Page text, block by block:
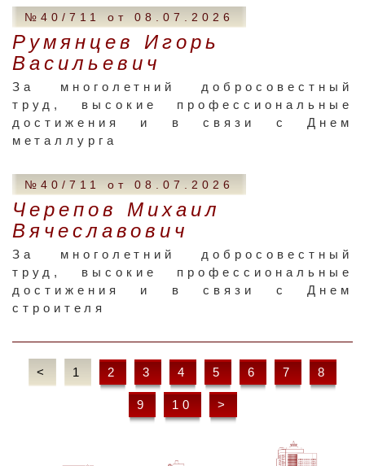
№40/711 от 08.07.2026
Румянцев Игорь
Васильевич
За многолетний добросовестный
труд, высокие профессиональные
достижения и в связи с Днем
металлурга
№40/711 от 08.07.2026
Черепов Михаил
Вячеславович
За многолетний добросовестный
труд, высокие профессиональные
достижения и в связи с Днем
строителя
< 1 2 3 4 5 6 7 8
9 10 >